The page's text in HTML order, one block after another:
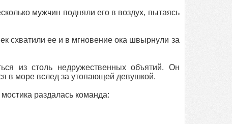
мужчин подняли его в воздух, пытаясь
схватили ее и в мгновение ока швырнули за
из столь недружественных объятий. Он
в море вслед за утопающей девушкой.
раздалась команда: